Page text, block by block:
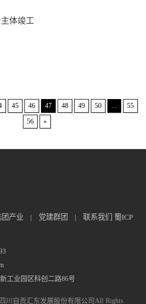
体竣工
45 46 47 48 49 50 ... 55
56 »
产业 | 党建群团 | 联系我们
蜀ICP
工业园区科创二路86号
川自贡汇东发展股份有限公司All Rights